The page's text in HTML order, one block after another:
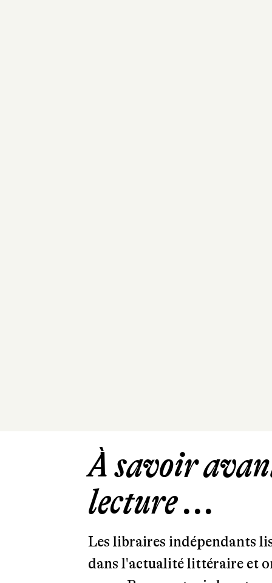
À savoir
lecture ...
Les libraires indépendants
dans l'actualité littéraire et